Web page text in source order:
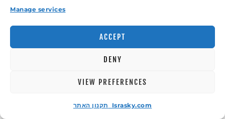
Manage services
ACCEPT
DENY
VIEW PREFERENCES
תקנון האתר Israsky.com
Обновляйте информацию о продуктах, добавляйте
отзывы клиентов и кейсы. Свежий контент также
дает посетителям причину возвращаться на сайт.
Планируйте контент заранее и придерживайтесь
регулярного графика публикаций.
Регулярно обновляйте CMS, темы и плагины до
обеспечение содержит уязвимости, которыми могут